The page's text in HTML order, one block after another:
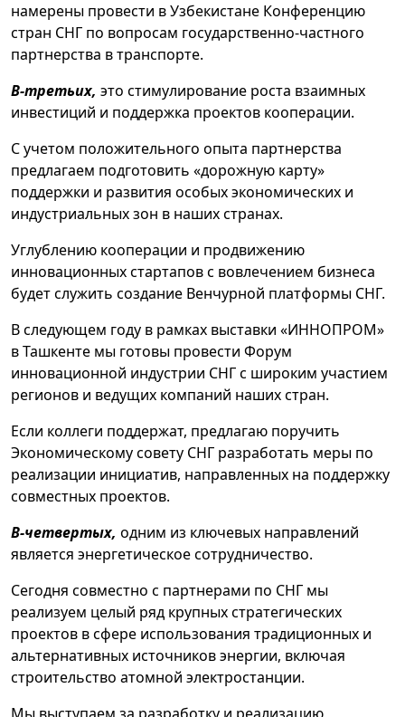
намерены провести в Узбекистане Конференцию
стран СНГ по вопросам государственно-частного
партнерства в транспорте.
В-третьих, это стимулирование роста взаимных
инвестиций и поддержка проектов кооперации.
С учетом положительного опыта партнерства
предлагаем подготовить «дорожную карту»
поддержки и развития особых экономических и
индустриальных зон в наших странах.
Углублению кооперации и продвижению
инновационных стартапов с вовлечением бизнеса
будет служить создание Венчурной платформы СНГ.
В следующем году в рамках выставки «ИННОПРОМ»
в Ташкенте мы готовы провести Форум
инновационной индустрии СНГ с широким участием
регионов и ведущих компаний наших стран.
Если коллеги поддержат, предлагаю поручить
Экономическому совету СНГ разработать меры по
реализации инициатив, направленных на поддержку
совместных проектов.
В-четвертых, одним из ключевых направлений
является энергетическое сотрудничество.
Сегодня совместно с партнерами по СНГ мы
реализуем целый ряд крупных стратегических
проектов в сфере использования традиционных и
альтернативных источников энергии, включая
строительство атомной электростанции.